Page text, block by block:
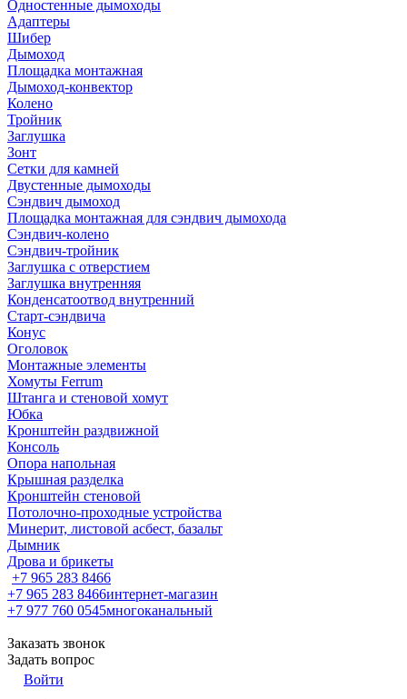
Одностенные дымоходы
Адаптеры
Шибер
Дымоход
Площадка монтажная
Дымоход-конвектор
Колено
Тройник
Заглушка
Зонт
Сетки для камней
Двустенные дымоходы
Сэндвич дымоход
Площадка монтажная для сэндвич дымохода
Сэндвич-колено
Сэндвич-тройник
Заглушка с отверстием
Заглушка внутренняя
Конденсатоотвод внутренний
Старт-сэндвича
Конус
Оголовок
Монтажные элементы
Хомуты Ferrum
Штанга и стеновой хомут
Юбка
Кронштейн раздвижной
Консоль
Опора напольная
Крышная разделка
Кронштейн стеновой
Потолочно-проходные устройства
Минерит, листовой асбест, базальт
Дымник
Дрова и брикеты
+7 965 283 8466
+7 965 283 8466интернет-магазин
+7 977 760 0545многоканальный
Заказать звонок
Задать вопрос
Войти